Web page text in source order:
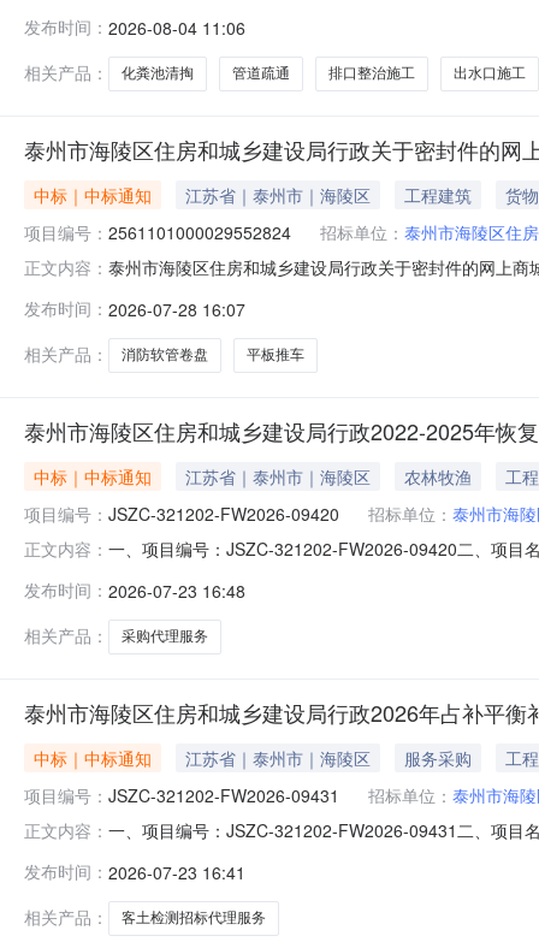
恢复约3204平方米，以及配套的绿化、雨水口、出水口
发布时间： 2026-08-04 11:06
相关产品：
化粪池清掏 管道疏通 排口整治施工 出水口施工
泰州市海陵区住房和城乡建设局行政关于密封件的网
中标｜中标通知 江苏省｜泰州市｜海陵区 工程建筑
货物
项目编号： 2561101000029552824 招标单位： 泰州市海陵区住
正文内容： 泰州市海陵区住房和城乡建设局行政关于密封件的网上
计划文号信息采购计划金额
发布时间： 2026-07-28 16:07
相关产品：
消防软管卷盘 平板推车
泰州市海陵区住房和城乡建设局行政2022-2025年恢
中标｜中标通知 江苏省｜泰州市｜海陵区 农林牧渔
工程
项目编号： JSZC-321202-FW2026-09420 招标单位： 泰州市海
正文内容： 一、项目编号：JSZC-321202-FW2026-09420二、项目
FW2026-09420比选方式：邀请比选服务品目：商务服
发布时间： 2026-07-23 16:48
相关产品：
采购代理服务
泰州市海陵区住房和城乡建设局行政2026年占补平
中标｜中标通知 江苏省｜泰州市｜海陵区 服务采购
工程
项目编号： JSZC-321202-FW2026-09431 招标单位： 泰州市海
正文内容： 一、项目编号：JSZC-321202-FW2026-09431二、项目
品目：商务服务/采购代理服务项目预算：￥6600.0项目
发布时间： 2026-07-23 16:41
相关产品：
客土检测招标代理服务